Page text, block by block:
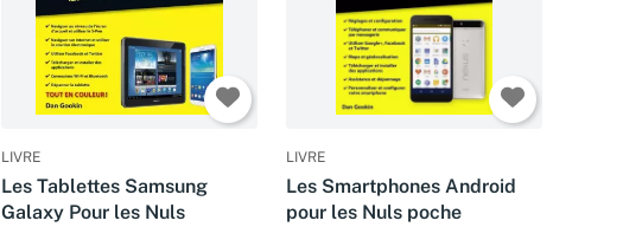
LIVRE
Les Tablettes Samsung
Galaxy Pour les Nuls
LIVRE
Les Smartphones Android
pour les Nuls poche